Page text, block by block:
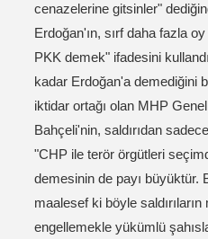
cenazelerine gitsinler"
Erdoğan'ın, sırf daha fazla
PKK demek" ifadesini
kadar Erdoğan'a demediğini
iktidar ortağı olan MHP
Bahçeli'nin, saldırıdan
"CHP ile terör örgütleri
demesinin de payı büyüktür.
maalesef ki böyle
engellemekle yükümlü